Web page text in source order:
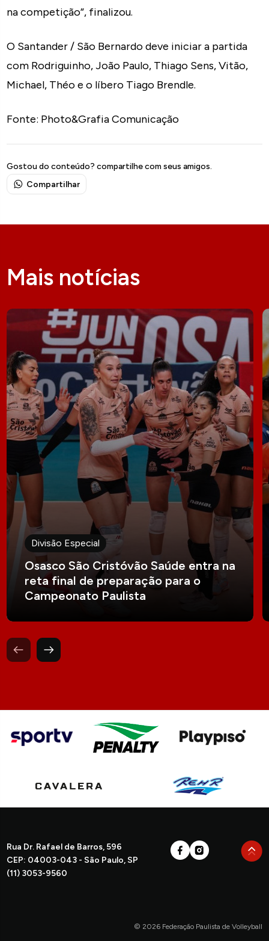
na competição”, finalizou.
O Santander / São Bernardo deve iniciar a partida
com Rodriguinho, João Paulo, Thiago Sens, Vitão,
Michael, Théo e o líbero Tiago Brendle.
Fonte: Photo&Grafia Comunicação
Gostou do conteúdo? compartilhe com seus amigos.
Compartilhar
Mais notícias
Divisão Especial
Osasco São Cristóvão Saúde entra na
reta final de preparação para o
Campeonato Paulista
Rua Dr. Rafael de Barros, 596
CEP: 04003-043 - São Paulo, SP
(11) 3053-9560
© 2026 Federação Paulista de Volleyball